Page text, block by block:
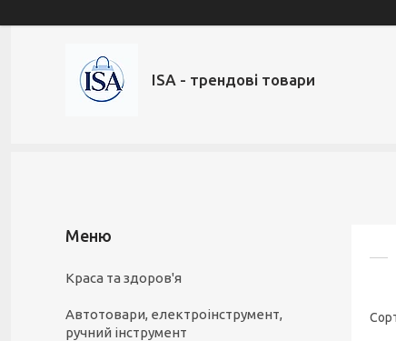
ISA - трендові товари
Краса та здоров'я
Автотовари, електроінструмент,
ручний інструмент